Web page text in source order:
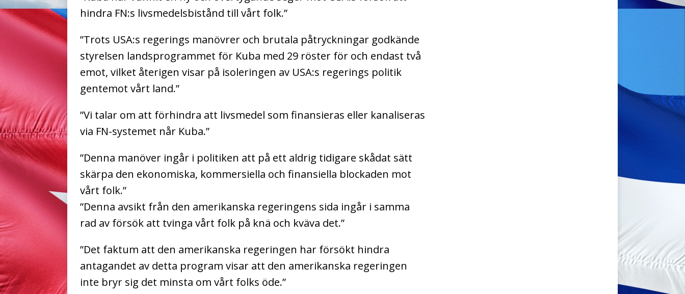
hindra FN:s livsmedelsbistånd till vårt folk.”
”Trots USA:s regerings manövrer och brutala påtryckningar godkände
styrelsen landsprogrammet för Kuba med 29 röster för och endast två
emot, vilket återigen visar på isoleringen av USA:s regerings politik
gentemot vårt land.”
”Vi talar om att förhindra att livsmedel som finansieras eller kanaliseras
via FN-systemet når Kuba.”
”Denna manöver ingår i politiken att på ett aldrig tidigare skådat sätt
skärpa den ekonomiska, kommersiella och finansiella blockaden mot
vårt folk.”
”Denna avsikt från den amerikanska regeringens sida ingår i samma
rad av försök att tvinga vårt folk på knä och kväva det.”
”Det faktum att den amerikanska regeringen har försökt hindra
antagandet av detta program visar att den amerikanska regeringen
inte bryr sig det minsta om vårt folks öde.”